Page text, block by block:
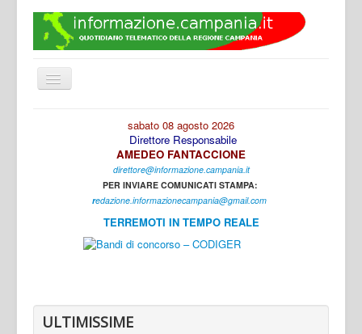
Cambia
navigazione
sabato 08 agosto 2026
Direttore Responsabile
AMEDEO FANTACCIONE
direttore@informazione.campania.it
PER INVIARE COMUNICATI STAMPA:
redazione.informazionecampania@gmail.com
TERREMOTI IN TEMPO REALE
ULTIMISSIME